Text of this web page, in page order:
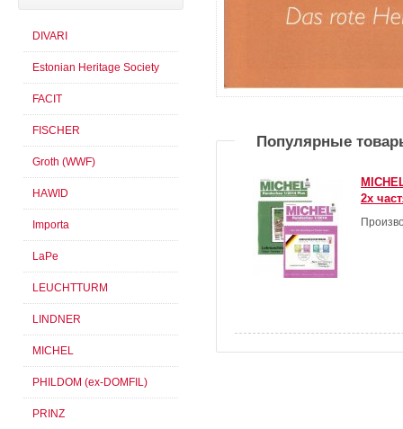
Популярные
2х
DIVARI
Estonian Heritage Society
FACIT
FISCHER
Groth (WWF)
HAWID
Importa
LaPe
LEUCHTTURM
LINDNER
MICHEL
PHILDOM (ex-DOMFIL)
PRINZ